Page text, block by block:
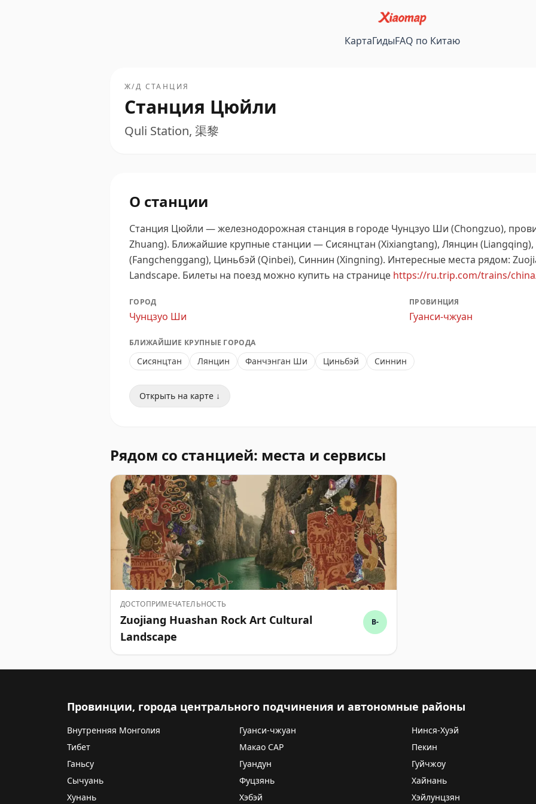
КартаГидыFAQ по Китаю
Ж/Д СТАНЦИЯ
Станция Цюйли
Quli Station, 渠黎
О станции
Станция Цюйли — железнодорожная станция в городе Чунцзуо Ши (Chongzuo),
Zhuang). Ближайшие крупные станции — Сисянцтан (Xixiangtang), Лянцин
(Fangchenggang), Циньбэй (Qinbei), Синнин (Xingning). Интересные места рядом:
Landscape. Билеты на поезд можно купить на странице https://ru.trip.com/trains/
ГОРОД
Чунцзуо Ши
ПРОВИНЦИЯ
Гуанси-чжуан
БЛИЖАЙШИЕ КРУПНЫЕ ГОРОДА
Сисянцтан Лянцин Фанчэнган Ши Циньбэй Синнин
Открыть на карте ↓
Рядом со станцией: места и сервисы
ДОСТОПРИМЕЧАТЕЛЬНОСТЬ
Zuojiang Huashan Rock Art Cultural
Landscape
B-
Провинции, города центрального подчинения и автономные районы
Внутренняя Монголия Гуанси-чжуан
Нинся-Хуэй
Тибет
Макао САР
Пекин
Ганьсу
Гуандун
Гуйчжоу
Сычуань
Фуцзянь
Хайнань
Хунань
Хэбэй Хэйлунцзян